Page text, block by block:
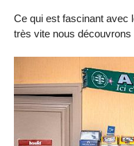
Ce qui est fascinant avec
très vite nous